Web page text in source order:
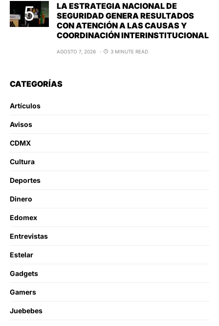
LA ESTRATEGIA NACIONAL DE
SEGURIDAD GENERA RESULTADOS
CON ATENCIÓN A LAS CAUSAS Y
COORDINACIÓN INTERINSTITUCIONAL
AGOSTO 7, 2026 3 MINUTE READ
CATEGORÍAS
Artículos
Avisos
CDMX
Cultura
Deportes
Dinero
Edomex
Entrevistas
Estelar
Gadgets
Gamers
Juebebes